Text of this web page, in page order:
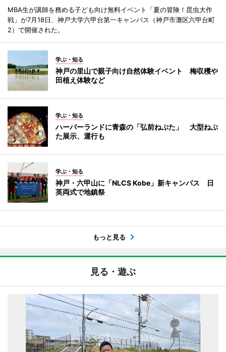
MBA生が講師を務める子ども向け無料イベント「夏の冒険！昆虫大作
戦」が7月18日、神戸大学六甲台第一キャンパス（神戸市灘区六甲台町
2）で開催された。
学ぶ・知る
神戸の里山で親子向け自然体験イベント 梅収穫や
田植え体験など
学ぶ・知る
ハーバーランドに青森の「弘前ねぷた」 大型ねぷ
た展示、運行も
学ぶ・知る
神戸・六甲山に「NLCS Kobe」新キャンパス 日
英両式で地鎮祭
もっと見る
見る・遊ぶ